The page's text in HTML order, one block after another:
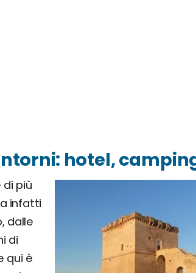
hotel,
di più
infatti
dalle
di
qui è